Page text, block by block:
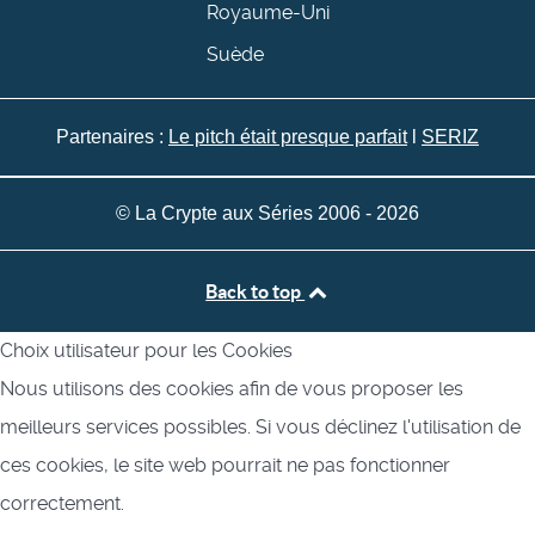
Royaume-Uni
Suède
Partenaires : Le pitch était presque parfaitl SERIZ
© La Crypte aux Séries 2006 - 2026
Back to top
Choix utilisateur pour les Cookies
Nous utilisons des cookies afin de vous proposer les
meilleurs services possibles. Si vous déclinez l'utilisation de
ces cookies, le site web pourrait ne pas fonctionner
correctement.